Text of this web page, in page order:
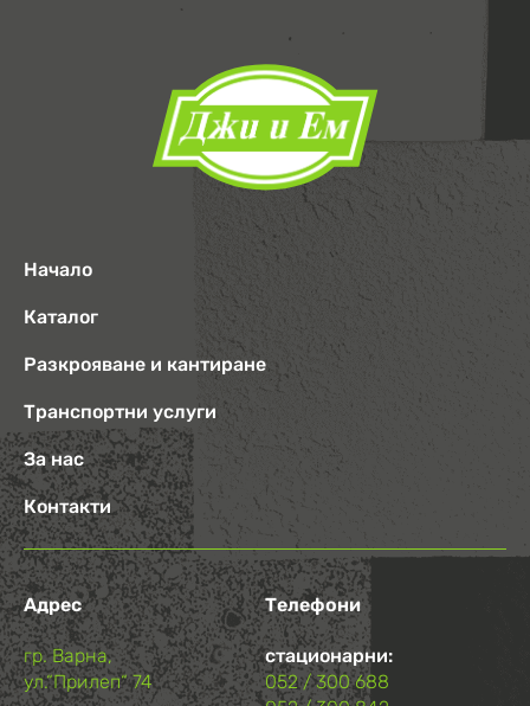
Начало
Каталог
Разкрояване и кантиране
Транспортни услуги
За нас
Контакти
Адрес
гр. Варна,
ул.“Прилеп“ 74
Телефони
стационарни:
052 / 300 688